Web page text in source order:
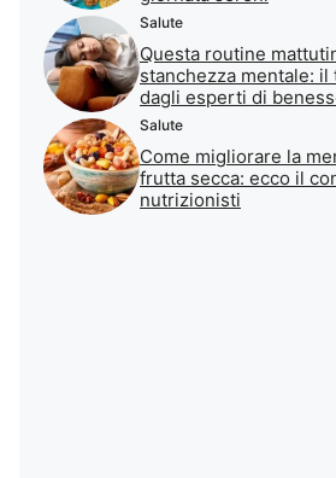
Salute
Questa routine
stanchezza mentale:
dagli esperti di
Salute
Come migliorare la
frutta secca: ecco il
nutrizionisti